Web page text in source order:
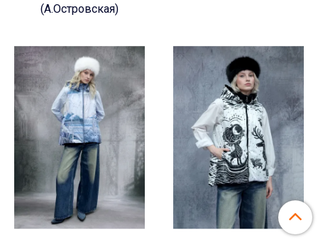
(А.Островская)